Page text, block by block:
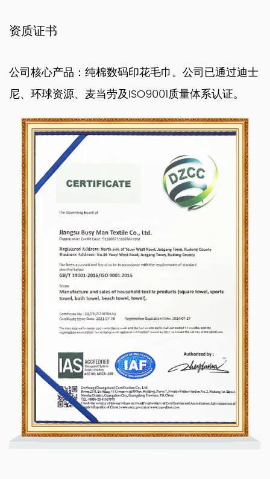
资质证书
公司核心产品：纯棉数码印花毛巾。公司已通过迪士
尼、环球资源、麦当劳及ISO9001质量体系认证。